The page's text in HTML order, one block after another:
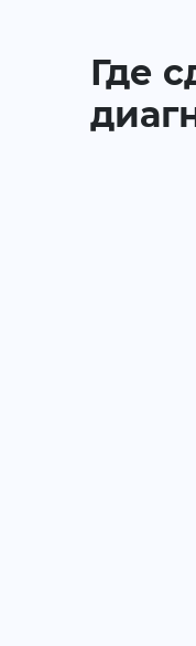
Где